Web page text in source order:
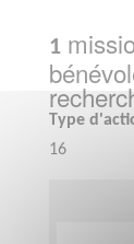
1
Type
16